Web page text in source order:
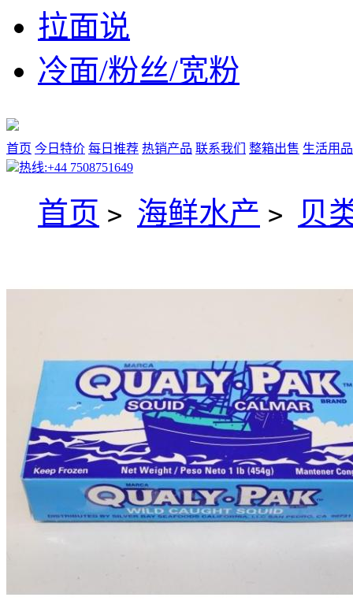
拉面说
冷面/粉丝/宽粉
首页 今日特价 每日推荐 热销产品 联系我们 整箱出售 生活用品
热线:+44 7508751649
首页 > 海鲜水产 > 贝